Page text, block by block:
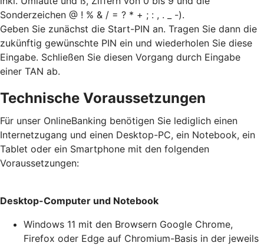
Sonderzeichen @ ! % & / = ? * + ; : , . _ -).
Geben Sie zunächst die Start-PIN an. Tragen Sie dann die
zukünftig gewünschte PIN ein und wiederholen Sie diese
Eingabe. Schließen Sie diesen Vorgang durch Eingabe
einer TAN ab.
Technische Voraussetzungen
Für unser OnlineBanking benötigen Sie lediglich einen
Internetzugang und einen Desktop-PC, ein Notebook, ein
Tablet oder ein Smartphone mit den folgenden
Voraussetzungen:
Desktop-Computer und Notebook
Windows 11 mit den Browsern Google Chrome,
Firefox oder Edge auf Chromium-Basis in der jeweils